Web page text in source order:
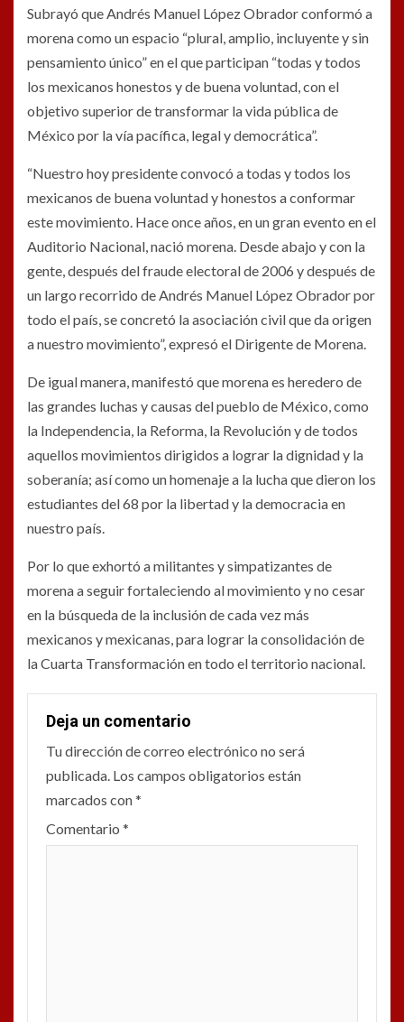
Subrayó que Andrés Manuel López Obrador conformó a
morena como un espacio “plural, amplio, incluyente y sin
pensamiento único” en el que participan “todas y todos
los mexicanos honestos y de buena voluntad, con el
objetivo superior de transformar la vida pública de
México por la vía pacífica, legal y democrática”.
“Nuestro hoy presidente convocó a todas y todos los
mexicanos de buena voluntad y honestos a conformar
este movimiento. Hace once años, en un gran evento en el
Auditorio Nacional, nació morena. Desde abajo y con la
gente, después del fraude electoral de 2006 y después de
un largo recorrido de Andrés Manuel López Obrador por
todo el país, se concretó la asociación civil que da origen
a nuestro movimiento”, expresó el Dirigente de Morena.
De igual manera, manifestó que morena es heredero de
las grandes luchas y causas del pueblo de México, como
la Independencia, la Reforma, la Revolución y de todos
aquellos movimientos dirigidos a lograr la dignidad y la
soberanía; así como un homenaje a la lucha que dieron los
estudiantes del 68 por la libertad y la democracia en
nuestro país.
Por lo que exhortó a militantes y simpatizantes de
morena a seguir fortaleciendo al movimiento y no cesar
en la búsqueda de la inclusión de cada vez más
mexicanos y mexicanas, para lograr la consolidación de
la Cuarta Transformación en todo el territorio nacional.
Deja un comentario
Tu dirección de correo electrónico no será
publicada. Los campos obligatorios están
marcados con*
Comentario *